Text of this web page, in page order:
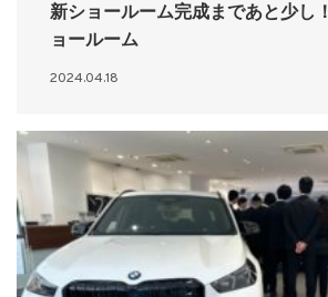
新ショールーム完成まであと少し
ョールーム
2024.04.18